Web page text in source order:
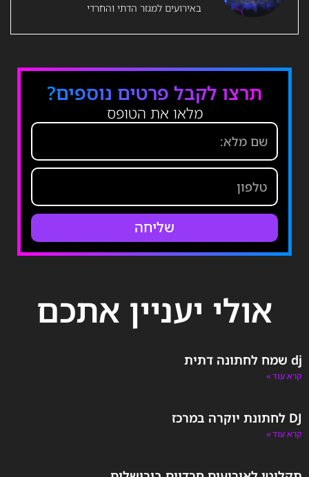
באירועים למגזר הדתי והחרדי
תרצו לקבל פרטים נוספים?
מלאו את הטופס
שליחה
אולי יעניין אתכם
dj שמח לחתונה דתית
קרא עוד »
DJ לחתונת יוקרה במרכז
קרא עוד »